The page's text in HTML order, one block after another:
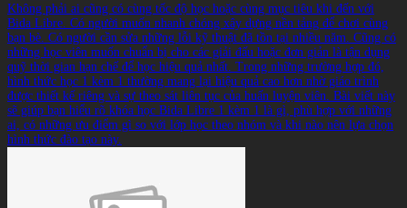
Không phải ai cũng có cùng tốc độ học hoặc cùng mục tiêu khi đến với
Bida Libre. Có người muốn nhanh chóng xây dựng nền tảng để chơi cùng
bạn bè. Có người cần sửa những lỗi kỹ thuật đã tồn tại nhiều năm. Cũng có
những học viên muốn chuẩn bị cho các giải đấu hoặc đơn giản là tận dụng
quỹ thời gian hạn chế để học hiệu quả nhất. Trong những trường hợp đó,
hình thức học 1 kèm 1 thường mang lại hiệu quả cao hơn nhờ giáo trình
được thiết kế riêng và sự theo sát liên tục của huấn luyện viên. Bài viết này
sẽ giúp bạn hiểu rõ khóa học Bida Libre 1 kèm 1 là gì, phù hợp với những
ai, có những ưu điểm gì so với lớp học theo nhóm và khi nào nên lựa chọn
hình thức đào tạo này.